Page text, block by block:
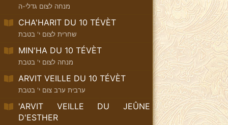
מנחה לצום גדלי-ה
CHA'HARIT DU 10 TÉVÈT
שחרית לצום י' בטבת
MIN'HA DU 10 TÉVÈT
מנחה לצום י' בטבת
ARVIT VEILLE DU 10 TÉVÈT
ערבית ערב צום י' בטבת
'ARVIT VEILLE DU JEÛNE
D'ESTHER